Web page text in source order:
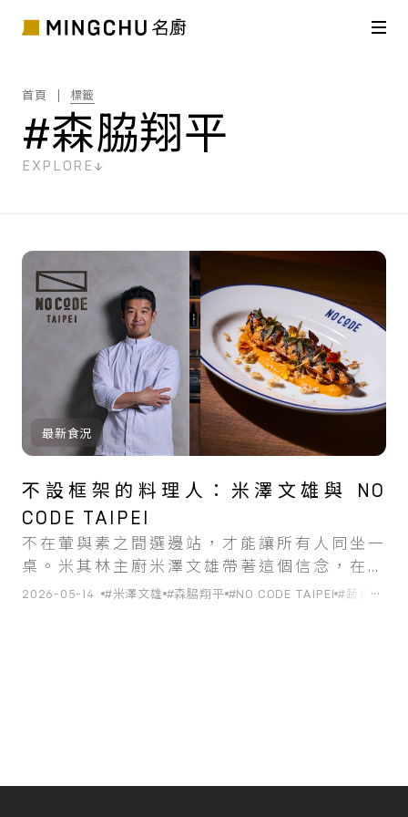
首頁 標籤
#森脇翔平
EXPLORE
共1筆搜尋結果
最新食況
不設框架的料理人：米澤文雄與 NO
CODE TAIPEI
不在葷與素之間選邊站，才能讓所有人同坐一
桌。米其林主廚米澤文雄帶著這個信念，在台
北開了他的第一家海外餐廳。
2026-05-14 #米澤文雄 #森脇翔平 #NO CODE TAIPEI #蔬食 #台北
...